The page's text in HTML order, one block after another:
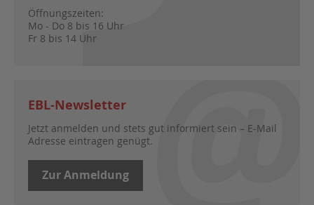
Öffnungszeiten:
Mo - Do 8 bis 16 Uhr
Fr 8 bis 14 Uhr
EBL-Newsletter
Jetzt anmelden und stets gut informiert sein – E-Mail
Adresse eintragen genügt.
Zur Anmeldung